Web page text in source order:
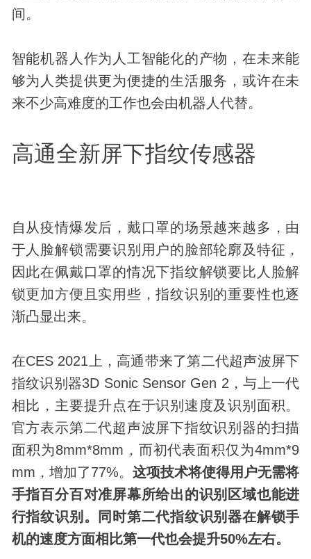
间。
智能机器人作为人工智能化的产物，在未来能
够为人类提供更为便捷的生活服务，或许在未
来不少高难度的工作也会由机器人代替。
高通全新屏下指纹传感器
自从疫情爆发后，戴口罩的场景越来越多，由
于人脸解锁需要识别用户的脸部轮廓及特征，
因此在佩戴口罩的情况下指纹解锁要比人脸解
锁更加方便且实用些，指纹识别的重要性也逐
渐凸显出来。
在CES 2021上，高通带来了第二代超声波屏下
指纹识别器3D Sonic Sensor Gen 2，与上一代
相比，主要提升点在于识别速度及识别面积。
官方表示第二代超声波屏下指纹识别器的扫描
面积为8mm*8mm，而初代表面积仅为4mm*9
mm，增加了77%。 这项技术将使得用户无需将
手指百分百对准屏幕所给出的识别区域也能进
行指纹识别。同时第二代指纹识别器在解锁手
机的速度方面相比第一代也会提升50%左右。